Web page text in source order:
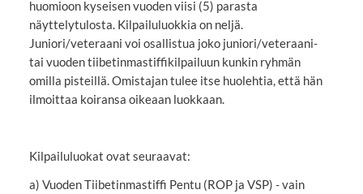
huomioon kyseisen vuoden viisi (5) parasta
näyttelytulosta. Kilpailuluokkia on neljä.
Juniori/veteraani voi osallistua joko juniori/veteraani-
tai vuoden tiibetinmastiffikilpailuun kunkin ryhmän
omilla pisteillä. Omistajan tulee itse huolehtia, että hän
ilmoittaa koiransa oikeaan luokkaan.
Kilpailuluokat ovat seuraavat:
a) Vuoden Tiibetinmastiffi Pentu (ROP ja VSP) - vain